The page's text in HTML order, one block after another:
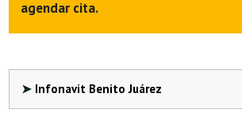
agendar cita.
Infonavit Benito Juárez